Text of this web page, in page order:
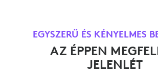
EGYSZERŰ ÉS KÉNYELMES
AZ ÉPPEN
JELENLÉT